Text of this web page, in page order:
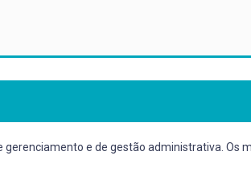
e de gestão administrativa. Os